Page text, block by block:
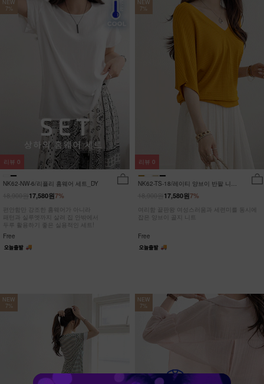
NEW
7%
NK62-NW-6/리플리 홈웨어 세트_DY
7%
17,580원
편안함만 강조한 홈웨어가 아니라
패턴과 실루엣까지 살려 집 안밖에서
두루 활용하기 좋은 실용적인 세트!
Free
리뷰 0
NEW
7%
NK62-TS-18/레이티 양브이 반팔 니트
7%
17,580원
여리함 끝판왕 여성스러움과 세련미를 동시에
잡은 양브이 골지 니트
Free
리뷰 0
NEW
7%
NEW
7%